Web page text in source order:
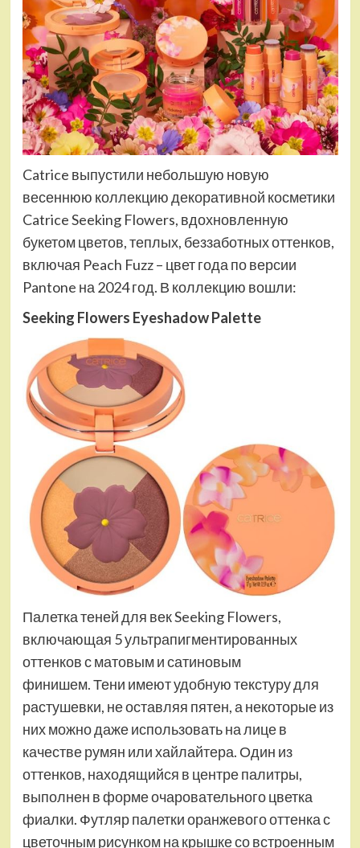
Catrice выпустили небольшую новую
весеннюю коллекцию декоративной косметики
Catrice Seeking Flowers, вдохновленную
букетом цветов, теплых, беззаботных оттенков,
включая Peach Fuzz – цвет года по версии
Pantone на 2024 год. В коллекцию вошли:
Seeking Flowers Eyeshadow Palette
Палетка теней для век Seeking Flowers,
включающая 5 ультрапигментированных
оттенков с матовым и сатиновым
финишем. Тени имеют удобную текстуру для
растушевки, не оставляя пятен, а некоторые из
них можно даже использовать на лице в
качестве румян или хайлайтера. Один из
оттенков, находящийся в центре палитры,
выполнен в форме очаровательного цветка
фиалки. Футляр палетки оранжевого оттенка с
цветочным рисунком на крышке со встроенным